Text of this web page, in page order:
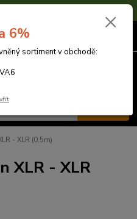
s kódem SLEVA6
- XLR (0,5m)
XLR - XLR
6%
sortiment v obchodě: